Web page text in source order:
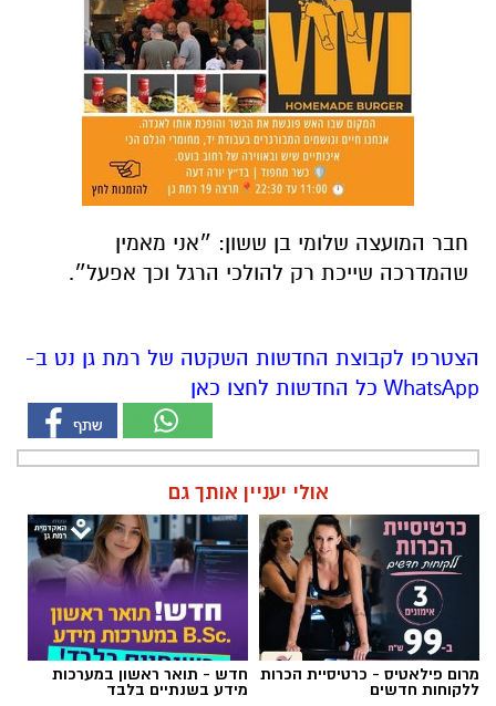
חבר המועצה שלומי בן ששון: ״אני מאמין
שהמדרכה שייכת רק להולכי הרגל וכך אפעל״.
הצטרפו לקבוצת החדשות השקטה של רמת גן נט ב-
WhatsApp כל החדשות לחצו כאן
אולי יעניין אותך גם
מרום פילאטיס - כרטיסיית הכרות
ללקוחות חדשים
חדש - תואר ראשון במערכות
מידע בשנתיים בלבד